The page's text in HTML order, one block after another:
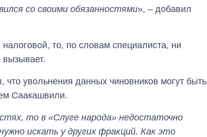
со своими обязанностями», – добавил
то, по словам специалиста, ни
вызывает.
что увольнения данных чиновников могут быть
Саакашвили.
то в «Слуге народа» недостаточно
искать у других фракций. Как это